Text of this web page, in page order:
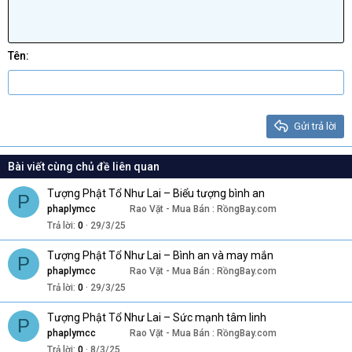
22
Verdana
Heading 2
Heading 3
Tên
Gửi trả lời
Bài viết cùng chủ đề liên quan
P Tượng Phật Tổ Như Lai – Biểu tượng bình an
phaplymcc
Rao Vặt - Mua Bán : RồngBay.com
Trả lời 0 29/3/25
P Tượng Phật Tổ Như Lai – Bình an và may mắn
phaplymcc
Rao Vặt - Mua Bán : RồngBay.com
Trả lời 0 29/3/25
P Tượng Phật Tổ Như Lai – Sức mạnh tâm linh
phaplymcc
Rao Vặt - Mua Bán : RồngBay.com
Trả lời 0 8/3/25